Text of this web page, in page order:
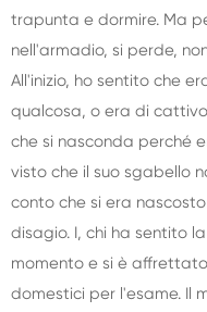
trapunta e dormire. Ma
nell'armadio, si perde,
All'inizio, ho sentito che
qualcosa, o era di
che si nasconda perché
visto che il suo sgabello
conto che si era
disagio. I, chi ha sentito
momento e si è
domestici per l'esame. Il